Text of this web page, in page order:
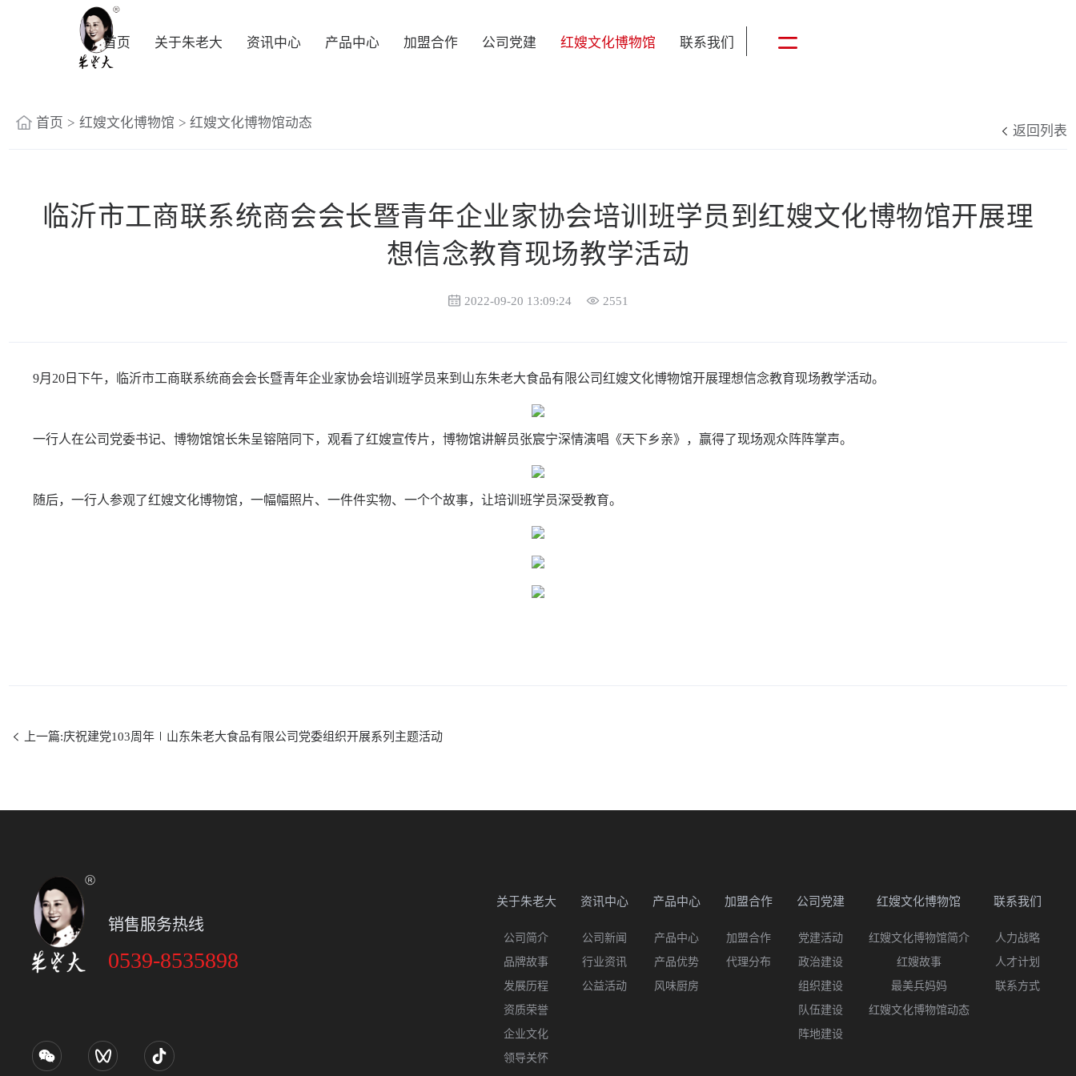
首页 关于朱老大 资讯中心 产品中心 加盟合作 公司党建 红嫂文化博物馆 联系我们
首页 > 红嫂文化博物馆 > 红嫂文化博物馆动态
返回列表
临沂市工商联系统商会会长暨青年企业家协会培训班学员到红嫂文化博物馆开展理
想信念教育现场教学活动
2022-09-20 13:09:24 2551
9月20日下午，临沂市工商联系统商会会长暨青年企业家协会培训班学员来到山东朱老大食品有限公司红嫂文化博物馆开展理想信念教育现场教学活动。
一行人在公司党委书记、博物馆馆长朱呈镕陪同下，观看了红嫂宣传片，博物馆讲解员张宸宁深情演唱《天下乡亲》，赢得了现场观众阵阵掌声。
随后，一行人参观了红嫂文化博物馆，一幅幅照片、一件件实物、一个个故事，让培训班学员深受教育。
上一篇:庆祝建党103周年∣山东朱老大食品有限公司党委组织开展系列主题活动
销售服务热线
0539-8535898
关于朱老大
公司简介
品牌故事
发展历程
资质荣誉
企业文化
领导关怀
资讯中心
公司新闻
行业资讯
公益活动
产品中心
产品中心
产品优势
风味厨房
加盟合作
加盟合作
代理分布
公司党建
党建活动
政治建设
组织建设
队伍建设
阵地建设
红嫂文化博物馆
红嫂文化博物馆简介
红嫂故事
最美兵妈妈
红嫂文化博物馆动态
联系我们
人力战略
人才计划
联系方式